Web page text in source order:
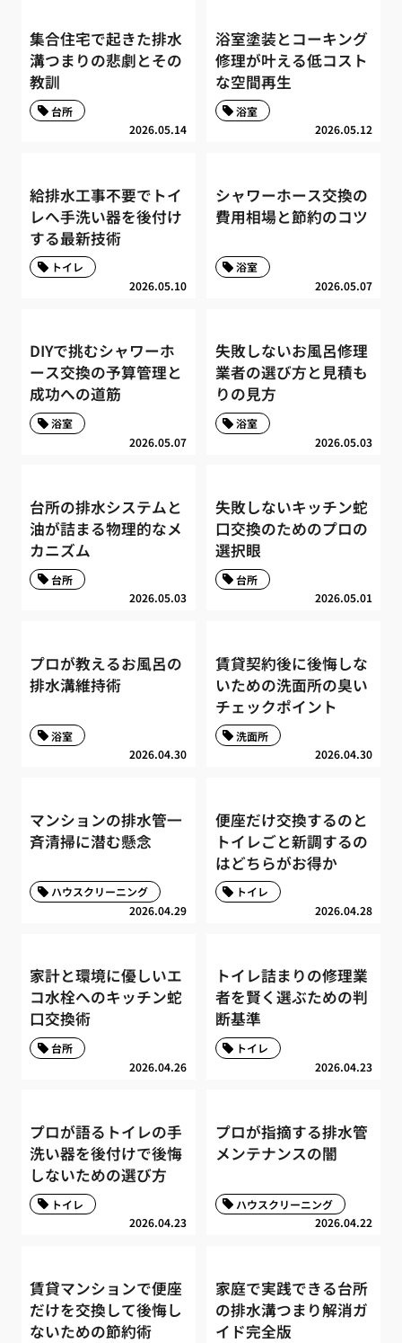
集合住宅で起きた排水
溝つまりの悲劇とその
教訓
2026.05.14
台所
浴室塗装とコーキング
修理が叶える低コスト
な空間再生
2026.05.12
浴室
給排水工事不要でトイ
レへ手洗い器を後付け
する最新技術
2026.05.10
トイレ
シャワーホース交換の
費用相場と節約のコツ
2026.05.07
浴室
DIYで挑むシャワーホ
ース交換の予算管理と
成功への道筋
2026.05.07
浴室
失敗しないお風呂修理
業者の選び方と見積も
りの見方
2026.05.03
浴室
台所の排水システムと
油が詰まる物理的なメ
カニズム
2026.05.03
台所
失敗しないキッチン蛇
口交換のためのプロの
選択眼
2026.05.01
台所
プロが教えるお風呂の
排水溝維持術
2026.04.30
浴室
賃貸契約後に後悔しな
いための洗面所の臭い
チェックポイント
2026.04.30
洗面所
マンションの排水管一
斉清掃に潜む懸念
2026.04.29
ハウスクリーニング
便座だけ交換するのと
トイレごと新調するの
はどちらがお得か
2026.04.28
トイレ
家計と環境に優しいエ
コ水栓へのキッチン蛇
口交換術
2026.04.26
台所
トイレ詰まりの修理業
者を賢く選ぶための判
断基準
2026.04.23
トイレ
プロが語るトイレの手
洗い器を後付けで後悔
しないための選び方
2026.04.23
トイレ
プロが指摘する排水管
メンテナンスの闇
2026.04.22
ハウスクリーニング
賃貸マンションで便座
だけを交換して後悔し
ないための節約術
家庭で実践できる台所
の排水溝つまり解消ガ
イド完全版